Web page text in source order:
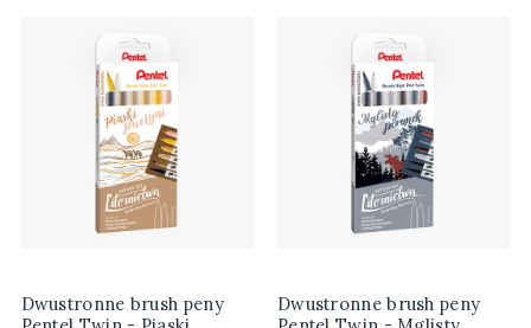
Dwustronne brush peny
Dwustronne brush peny